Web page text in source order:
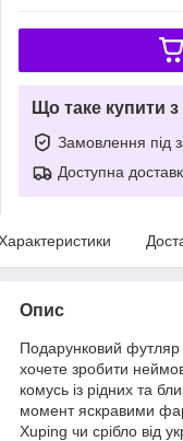
Що таке купити
Замовлення під
Доступна
Опис
Подарунковий футляр
хочете зробити
комусь із рідних та
момент яскравими
Xuping чи срібло від